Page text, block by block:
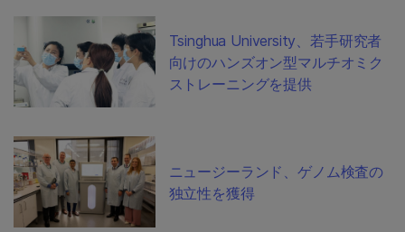
Tsinghua University、若手研究者
向けのハンズオン型マルチオミク
ストレーニングを提供
ニュージーランド、ゲノム検査の
独立性を獲得